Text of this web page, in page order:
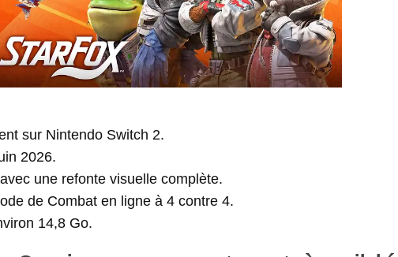
sur Nintendo Switch 2.
2026.
une refonte visuelle complète.
de Combat en ligne à 4 contre 4.
14,8 Go.